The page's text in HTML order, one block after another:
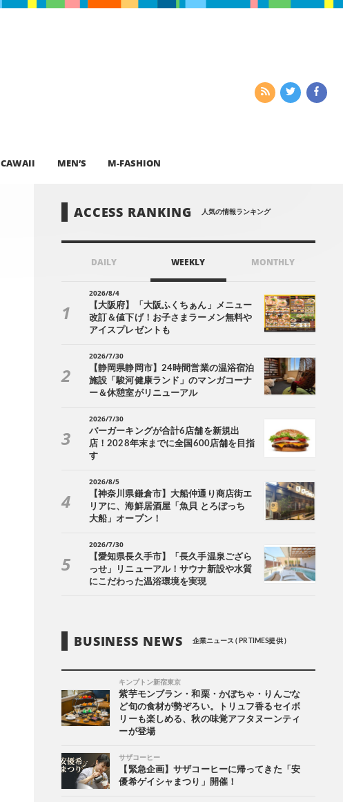
CAWAII MEN’S M-FASHION
ACCESS RANKING 人気の情報ランキング
DAILY WEEKLY MONTHLY
2026/8/4
【大阪府】「大阪ふくちぁん」メニュー
改訂＆値下げ！お子さまラーメン無料や
アイスプレゼントも
2026/7/30
【静岡県静岡市】24時間営業の温浴宿泊
施設「駿河健康ランド」のマンガコーナ
ー＆休憩室がリニューアル
2026/7/30
バーガーキングが合計6店舗を新規出
店！2028年末までに全国600店舗を目指
す
2026/8/5
【神奈川県鎌倉市】大船仲通り商店街エ
リアに、海鮮居酒屋「魚貝 とろぼっち
大船」オープン！
2026/7/30
【愛知県長久手市】「長久手温泉ござら
っせ」リニューアル！サウナ新設や水質
にこだわった温浴環境を実現
BUSINESS NEWS 企業ニュース ( PR TIMES提供 )
キンプトン新宿東京
紫芋モンブラン・和栗・かぼちゃ・りんごな
ど旬の食材が勢ぞろい。トリュフ香るセイボ
リーも楽しめる、秋の味覚アフタヌーンティ
ーが登場
サザコーヒー
【緊急企画】サザコーヒーに帰ってきた「安
優希ゲイシャまつり」開催！